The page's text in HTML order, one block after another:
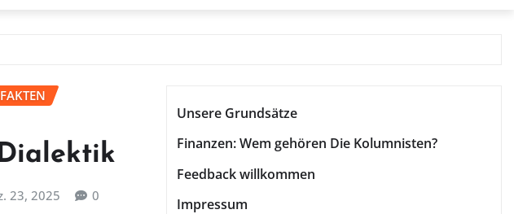
23, 2025 0
Unsere Grundsätze
Finanzen: Wem gehören Die Kolumnisten?
Feedback willkommen
Impressum